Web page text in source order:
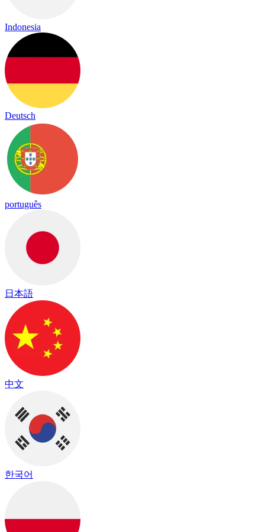
Indonesia
Deutsch
português
日本語
中文
한국어